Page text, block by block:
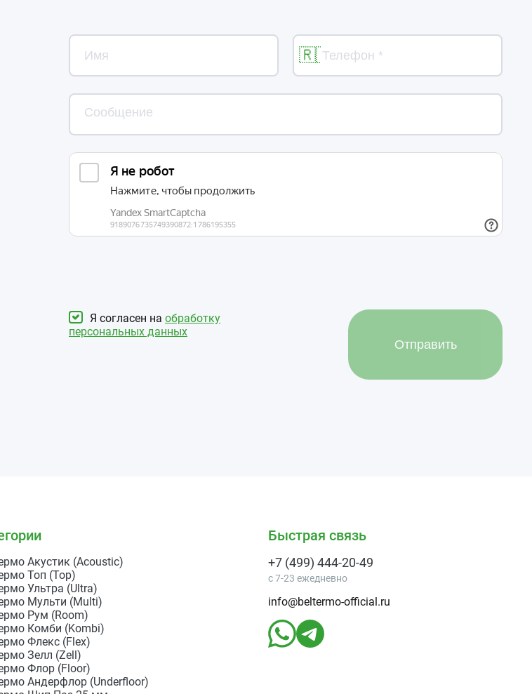
Я согласен на обработку
персональных данных
Отправить
Акустик (Acoustic)
Топ (Top)
Ультра (Ultra)
Мульти (Multi)
Рум (Room)
Комби (Kombi)
Флекс (Flex)
Зелл (Zell)
Флор (Floor)
Андерфлор (Underfloor)
Быстрая связь
+7 (499) 444-20-49
с 7-23 ежедневно
info@beltermo-official.ru